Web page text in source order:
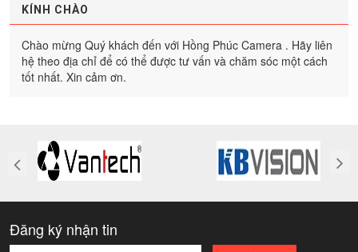
KÍNH CHÀO
Chào mừng Quý khách đến với Hồng Phúc Camera . Hãy liên
hệ theo địa chỉ để có thể được tư vấn và chăm sóc một cách
tốt nhất. Xin cảm ơn.
Đăng ký nhận tin